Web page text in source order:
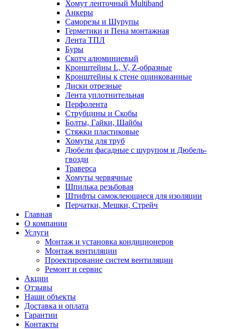
Хомут ленточный Multiband
Анкеры
Саморезы и Шурупы
Герметики и Пена монтажная
Лента ТПЛ
Буры
Скотч алюминиевый
Кронштейны L, V, Z-образные
Кронштейны к стене оцинкованные
Диски отрезные
Лента уплотнительная
Перфолента
Струбцины и Скобы
Болты, Гайки, Шайбы
Стяжки пластиковые
Хомуты для труб
Дюбели фасадные с шурупом и Дюбель-
гвозди
Траверса
Хомуты червячные
Шпилька резьбовая
Штифты самоклеющиеся для изоляции
Перчатки, Мешки, Стрейч
Главная
О компании
Услуги
Монтаж и установка кондиционеров
Монтаж вентиляции
Проектирование систем вентиляции
Ремонт и сервис
Акции
Отзывы
Наши объекты
Доставка и оплата
Гарантии
Контакты